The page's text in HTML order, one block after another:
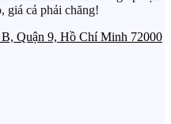
giá cả phải chăng!
Quận 9, Hồ Chí Minh 72000